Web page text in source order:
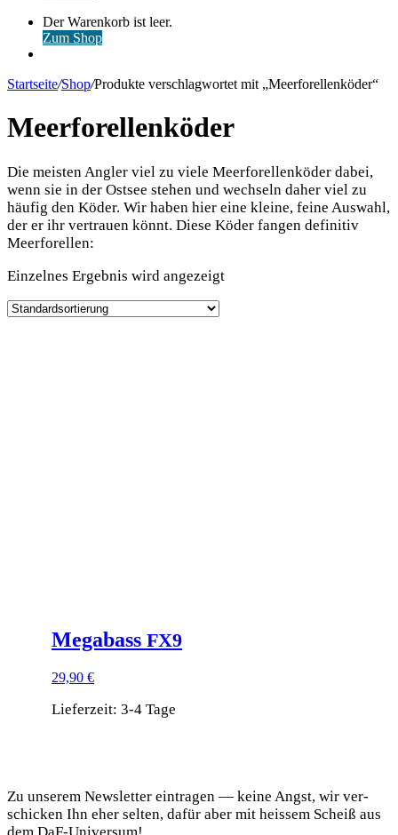
Warenkorb
ansehen
Der Warenkorb ist leer.
Zum Shop
Startseite/Shop/Produkte verschlagwortet mit „Meerforellenköder“
Meerforellenköder
Die meis­ten Ang­ler viel zu vie­le Meer­fo­rel­len­kö­der dabei,
wenn sie in der Ost­see ste­hen und wech­seln daher viel zu
häu­fig den Köder. Wir haben hier eine klei­ne, fei­ne Aus­wahl,
der er ihr ver­trau­en könnt. Die­se Köder fan­gen defi­ni­tiv
Meerforellen:
Einzelnes Ergebnis wird angezeigt
Megabass FX9
29,90 €
Lieferzeit: 3-4 Tage
mehrere
Varianten
auf.
Zu unse­rem News­let­ter ein­tra­gen — kei­ne Angst, wir ver­
schi­cken Ihn eher sel­ten, dafür aber mit heis­sem Scheiß aus
dem DaF-Universum!